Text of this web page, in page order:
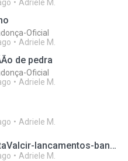
Adriele M.
Oficial
Adriele M.
de pedra
Oficial
Adriele M.
Adriele M.
2494907-RadialistaValcir-lancamentos-banda-danubio-azul-bem-feito-pra-quem-ama-novo-sucesso-2013.mp3
Adriele M.